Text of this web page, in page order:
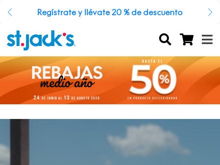
Regístrate y llévate 20 % de descuento